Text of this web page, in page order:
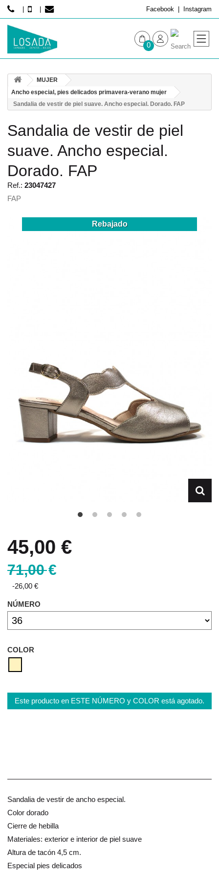
Facebook Instagram
0
HOMBRE
MUJER
Ancho especial, pies delicados primavera-verano mujer
Sandalia de vestir de piel suave. Ancho especial. Dorado. FAP
Sandalia de vestir de piel
suave. Ancho especial.
Dorado. FAP
Ref.: 23047427
FAP
Rebajado
45,00 €
71,00 €
-26,00 €
NÚMERO
COLOR
Este producto en ESTE NÚMERO y COLOR está agotado.
Sandalia de vestir de ancho especial.
Color dorado
Cierre de hebilla
Materiales: exterior e interior de piel suave
Altura de tacón 4,5 cm.
Especial pies delicados